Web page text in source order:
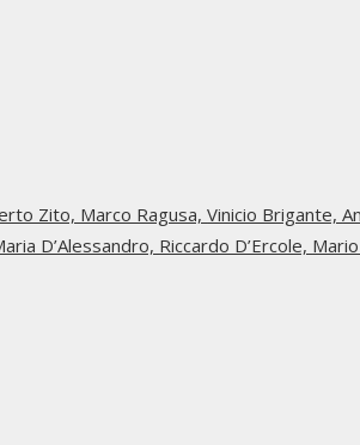
Zito, Marco Ragusa,Vinicio Brigante,
D’Alessandro, Riccardo D’Ercole,